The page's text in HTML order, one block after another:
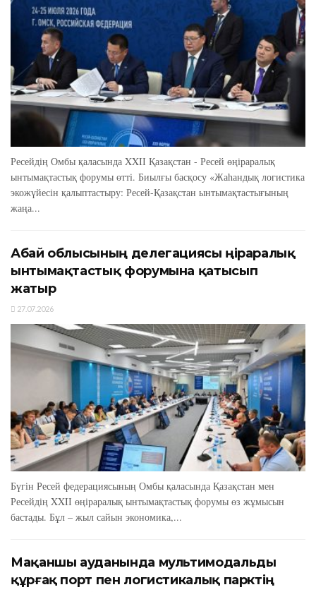
Ресейдің Омбы қаласында XXIІ Қазақстан - Ресей өңіраралық
ынтымақтастық форумы өтті. Биылғы басқосу «Жаһандық логистика
экожүйесін қалыптастыру: Ресей-Қазақстан ынтымақтастығының
жаңа...
Абай облысының делегациясы өңіраралық
ынтымақтастық форумына қатысып
жатыр
27.07.2026
Бүгін Ресей федерациясының Омбы қаласында Қазақстан мен
Ресейдің XXIІ өңіраралық ынтымақтастық форумы өз жұмысын
бастады. Бұл – жыл сайын экономика,...
Мақаншы ауданында мультимодальды
құрғақ порт пен логистикалық парктің